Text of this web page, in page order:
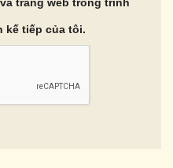
kế tiếp của tôi.